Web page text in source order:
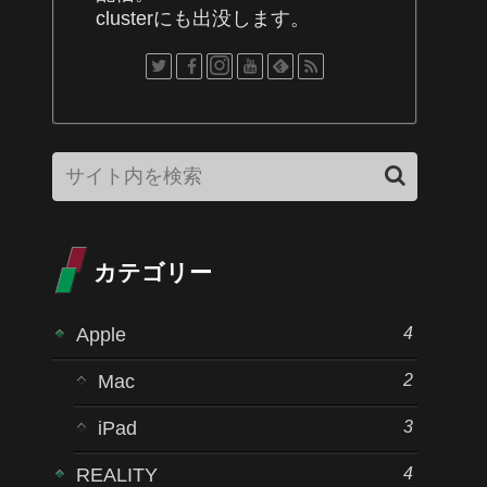
clusterにも出没します。
カテゴリー
Apple 4
Mac 2
iPad 3
REALITY 4